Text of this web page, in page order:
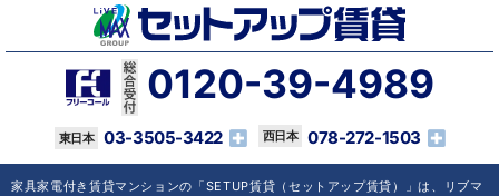
0120-39-4989
03-3505-3422 078-272-1503
家具家電付き賃貸マンションの「SETUP賃貸（セットアップ賃貸）」は、リブマ